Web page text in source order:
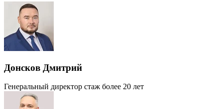
Донсков Дмитрий
Генеральный директор стаж более 20 лет